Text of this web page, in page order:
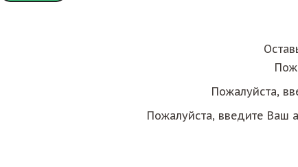
Пожалуйста,
Пожалуйста, введите Ваш